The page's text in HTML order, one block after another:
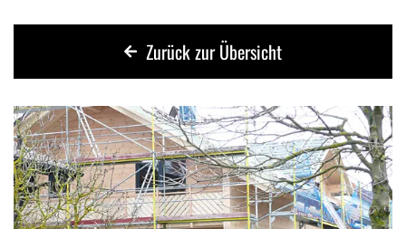
Zurück zur Übersicht